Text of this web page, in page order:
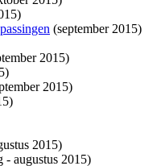
(september 2015)
2015)
2015)
2015)
- augustus 2015)